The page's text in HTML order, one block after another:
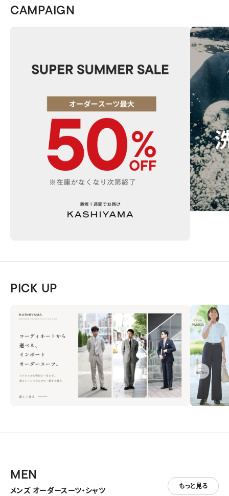
CAMPAIGN
PICK UP
MEN
メンズ オーダースーツ・シャツ もっと見る